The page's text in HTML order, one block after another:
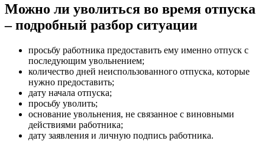
Можно ли уволиться во время отпуска
– подробный разбор ситуации
просьбу работника предоставить ему именно отпуск с
последующим увольнением;
количество дней неиспользованного отпуска, которые
нужно предоставить;
дату начала отпуска;
просьбу уволить;
основание увольнения, не связанное с виновными
действиями работника;
дату заявления и личную подпись работника.